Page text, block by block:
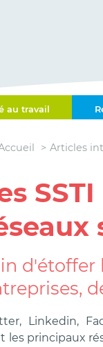
au Travail Paca-
au travail
Articles
d'étoffer
Linkedin,
les principaux